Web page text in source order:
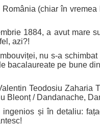
(chiar în
1884, a avut mare
azi?!
nu s-a
bacalaureate pe bune
Teodosiu Zaharia
/ Dandanache,
și în detaliu: